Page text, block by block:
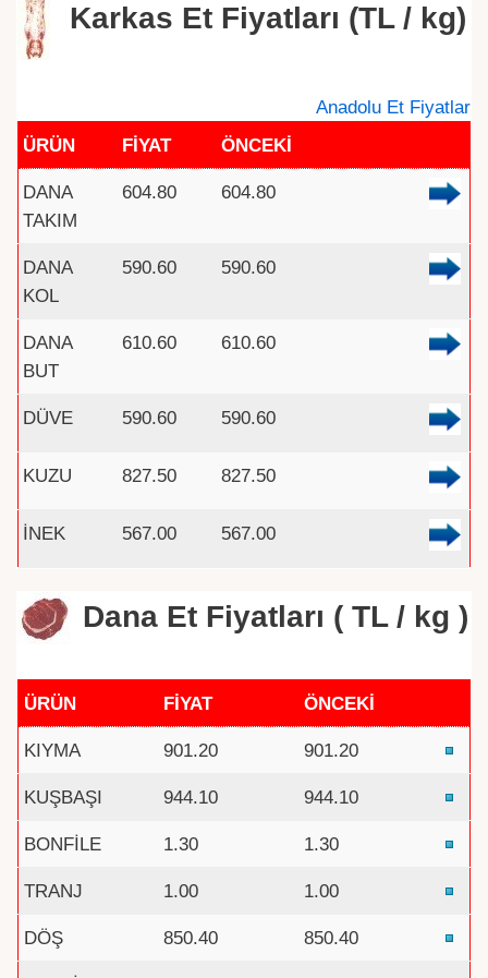
Karkas Et Fiyatları (TL / kg)
Anadolu Et Fiyatlar
ÜRÜN
FİYAT ÖNCEKİ
DANA
TAKIM
604.80 604.80
DANA
KOL
590.60 590.60
DANA
BUT
610.60 610.60
DÜVE 590.60 590.60
KUZU 827.50 827.50
İNEK 567.00 567.00
Dana Et Fiyatları ( TL / kg )
ÜRÜN FİYAT ÖNCEKİ
KIYMA 901.20 901.20
KUŞBAŞI 944.10 944.10
BONFİLE 1.30 1.30
TRANJ 1.00 1.00
DÖŞ 850.40 850.40